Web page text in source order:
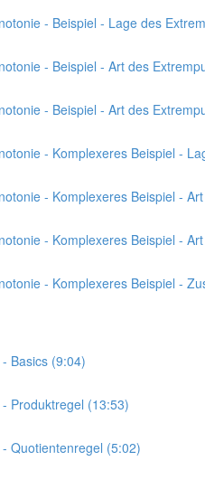
- Beispiel - Lage des
- Beispiel - Art des
- Beispiel - Art des
- Komplexeres Beispiel -
- Komplexeres Beispiel -
- Komplexeres Beispiel -
- Komplexeres Beispiel -
Basics (9:04)
Produktregel (13:53)
Quotientenregel (5:02)